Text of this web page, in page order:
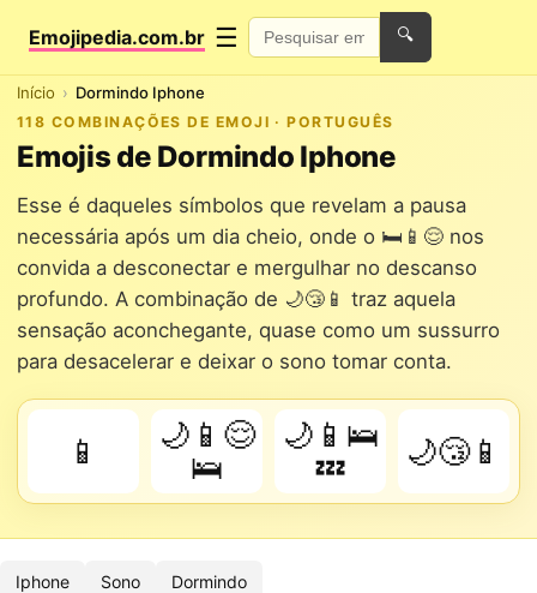
Emojipedia.com.br ☰ 🔍
Início Dormindo Iphone
118 COMBINAÇÕES DE EMOJI · PORTUGUÊS
Emojis de Dormindo Iphone
Esse é daqueles símbolos que revelam a pausa
necessária após um dia cheio, onde o 🛏️📱😌 nos
convida a desconectar e mergulhar no descanso
profundo. A combinação de 🌙😴📱 traz aquela
sensação aconchegante, quase como um sussurro
para desacelerar e deixar o sono tomar conta.
📱
🌙📱😌
🛌
🌙📱🛌
💤
🌙😴📱
Iphone Sono Dormindo